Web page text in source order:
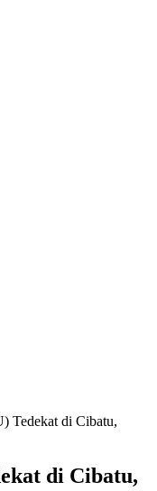
Tedekat di Cibatu,
di Cibatu,